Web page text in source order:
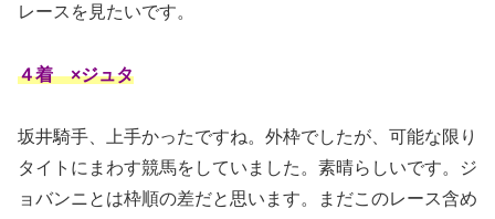
レースを見たいです。
４着 ×ジュタ
坂井騎手、上手かったですね。外枠でしたが、可能な限り
タイトにまわす競馬をしていました。素晴らしいです。ジ
ョバンニとは枠順の差だと思います。まだこのレース含め